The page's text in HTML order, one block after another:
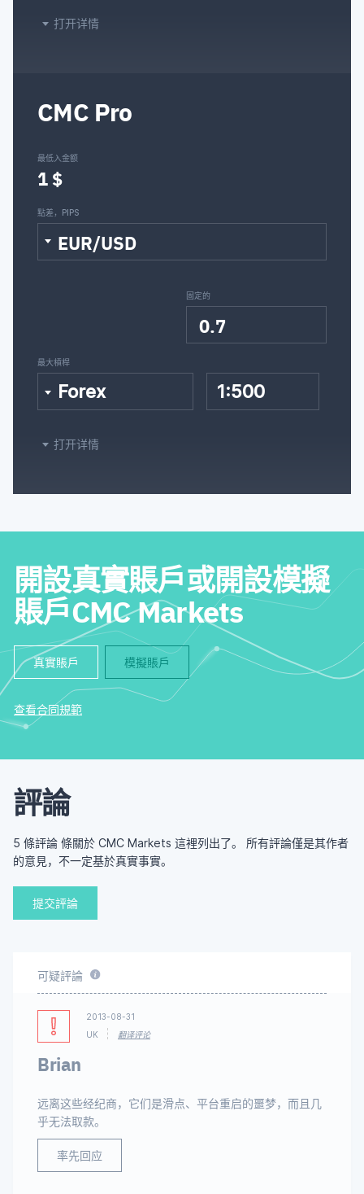
打开详情
CMC Pro
打开详情
最低入金额
1 $
點差，PIPS
EUR/USD
固定的
0.7
最大槓桿
Forex 1:500
開設真實賬戶或開設模擬
賬戶CMC Markets
真實賬戶 模擬賬戶
查看合同規範
評論
5 條評論 條關於 CMC Markets 這裡列出了。 所有評論僅是其作者
的意見，不一定基於真實事實。
提交評論
可疑評論
2013-08-31
UK
翻译评论
Brian
远离这些经纪商，它们是滑点、平台重启的噩梦，而且几
乎无法取款。
率先回应